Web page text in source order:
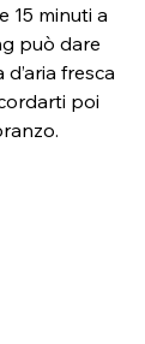
15 minuti a
può dare
fresca
poi